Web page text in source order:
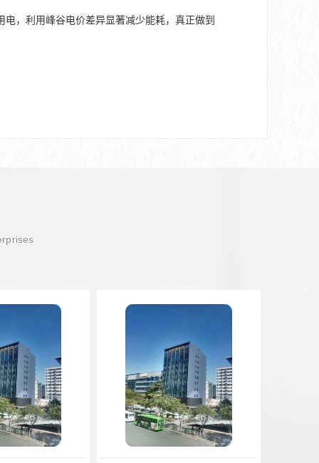
，利用峰谷电价差异显著减少能耗，真正做到